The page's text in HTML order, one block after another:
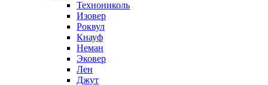
Технониколь
Изовер
Роквул
Кнауф
Неман
Эковер
Лен
Джут